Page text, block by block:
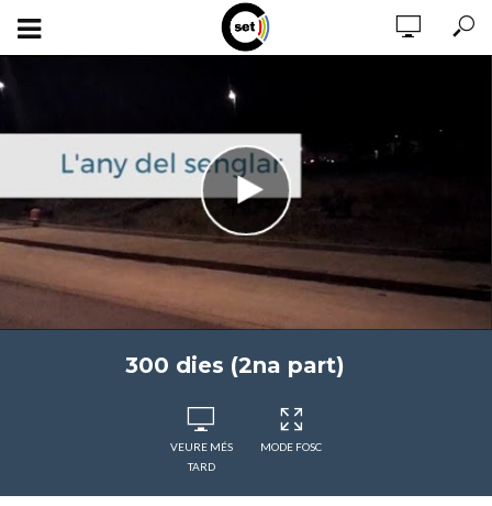
300 dies (2na part)
VEURE MÉS
TARD
MODE FOSC